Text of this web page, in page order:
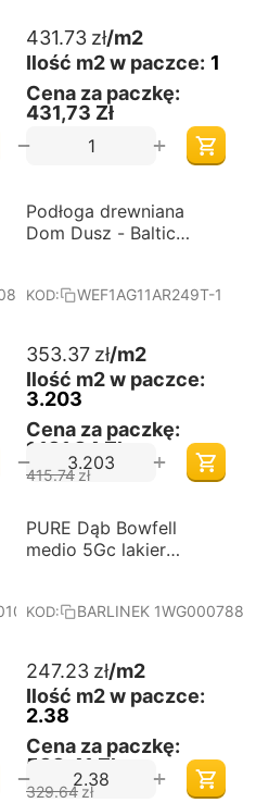
431.73 zł/m2
Ilość m2 w paczce: 1
Cena za paczkę:
431,73 Zł
+
−
-15%
Darmowa dostawa
od 60 m2
Podłoga drewniana
Dom Dusz - Baltic
KOD: WEF1AG11AR249T-1
353.37 zł/m2
Ilość m2 w paczce:
3.203
Cena za paczkę:
1,131,84 Zł
415.74 zł
+
−
-25%
Darmowa dostawa
od 60 m2
PURE Dąb Bowfell
medio 5Gc lakier
KOD: BARLINEK 1WG000788
247.23 zł/m2
Ilość m2 w paczce:
2.38
Cena za paczkę:
588,41 Zł
329.64zł
+
−